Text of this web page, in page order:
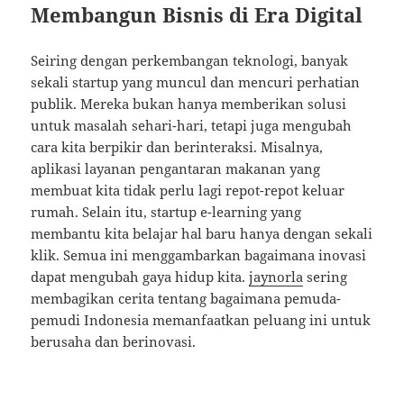
Membangun Bisnis di Era Digital
Seiring dengan perkembangan teknologi, banyak
sekali startup yang muncul dan mencuri perhatian
publik. Mereka bukan hanya memberikan solusi
untuk masalah sehari-hari, tetapi juga mengubah
cara kita berpikir dan berinteraksi. Misalnya,
aplikasi layanan pengantaran makanan yang
membuat kita tidak perlu lagi repot-repot keluar
rumah. Selain itu, startup e-learning yang
membantu kita belajar hal baru hanya dengan sekali
klik. Semua ini menggambarkan bagaimana inovasi
dapat mengubah gaya hidup kita.jaynorla sering
membagikan cerita tentang bagaimana pemuda-
pemudi Indonesia memanfaatkan peluang ini untuk
berusaha dan berinovasi.